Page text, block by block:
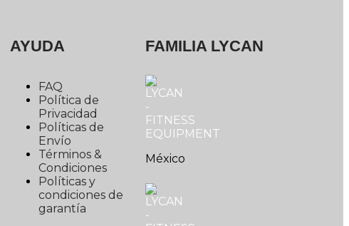
AYUDA
FAQ
Política de
Privacidad
Políticas de
Envío
Términos &
Condiciones
Políticas y
condiciones de
garantía
FAMILIA LYCAN
México